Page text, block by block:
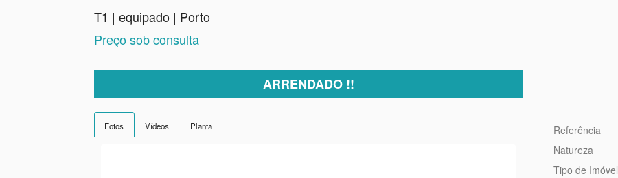
T1 | equipado | Porto
Preço sob consulta
ARRENDADO !!
Fotos Vídeos Planta Referência
Natureza
Tipo de Imóvel